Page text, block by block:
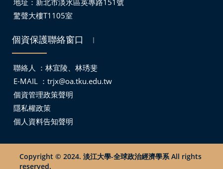
地址： 新北市淡水區英專路151號
驚聲大樓T1105室
個資保護聯絡窗口 ｜
聯絡人 ：林宜陵、林琇斐
E-MAIL ： trjx@oa.tku.edu.tw
個資管理政策聲明
隱私權政策
個人資料告知聲明
Copyright © 2024. 淡江大學-全球政治經濟學系 All rights
reserved.